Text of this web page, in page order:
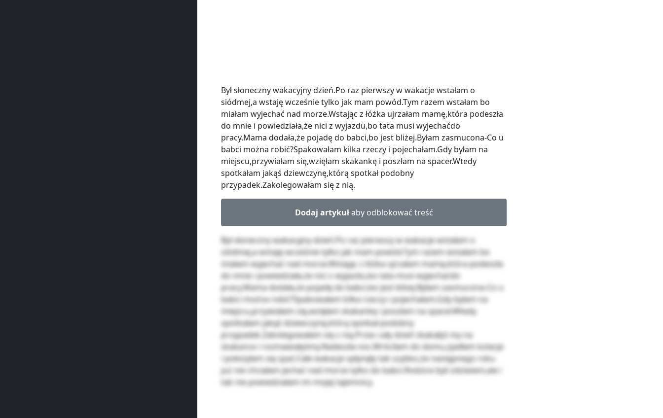
Był słoneczny wakacyjny dzień.Po raz pierwszy w wakacje wstałam o
siódmej,a wstaję wcześnie tylko jak mam powód.Tym razem wstałam bo
miałam wyjechać nad morze.Wstając z łóżka ujrzałam mamę,która podeszła
do mnie i powiedziała,że nici z wyjazdu,bo tata musi wyjechaćdo
pracy.Mama dodała,że pojadę do babci,bo jest bliżej.Byłam zasmucona-Co u
babci można robić?Spakowałam kilka rzeczy i pojechałam.Gdy byłam na
miejscu,przywiałam się,wzięłam skakankę i poszłam na spacer.Wtedy
spotkałam jakąś dziewczynę,którą spotkał podobny
przypadek.Zakolegowałam się z nią.
Dodaj artykułaby odblokować treść
Był słoneczny wakacyjny dzień.Po raz pierwszy w wakacje wstałam o
siódmej,a wstaję wcześnie tylko jak mam powód.Tym razem wstałam bo
miałam wyjechać nad morze.Wstając z łóżka ujrzałam mamę,która podeszła
do mnie i powiedziała,że nici z wyjazdu,bo tata musi wyjechaćdo
pracy.Mama dodała,że pojadę do babci,bo jest bliżej.Byłam zasmucona-Co u
babci można robić?Spakowałam kilka rzeczy i pojechałam.Gdy byłam na
miejscu,przywiałam się,wzięłam skakankę i poszłam na spacer.Wtedy
spotkałam jakąś dziewczynę,którą spotkał podobny
przypadek.Zakolegowałam się z nią.Przez cały dzień skakałyś my na
skakance i rozmawiałyśmy.Nadeszła noc.Wróciłam do domu,zjadłam kolacje
i położyłam się spać.Całe wakacje spłynęły tak szybko,że następnego roku
już nie chciałam jechać nad morze tylko do babci.Rodzice byli zdziwieni,ale i
tak nie powiedziałam im mojej tajemnicy.